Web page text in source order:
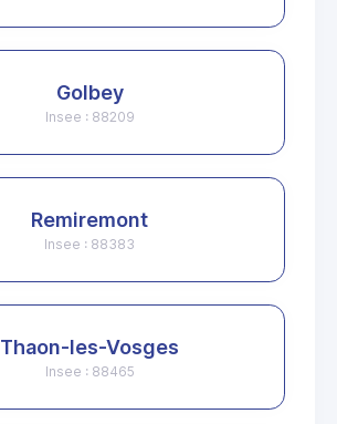
Golbey
Insee : 88209
Remiremont
Insee : 88383
Thaon-les-Vosges
Insee : 88465